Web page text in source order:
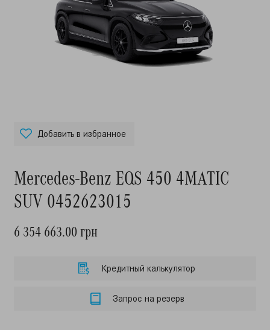
Добавить в избранное
Mercedes-Benz EQS 450 4MATIC
SUV 0452623015
6 354 663.00 грн
Кредитный калькулятор
Запрос на резерв